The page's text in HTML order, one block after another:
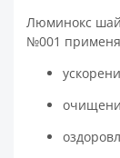
Люминокс
№001